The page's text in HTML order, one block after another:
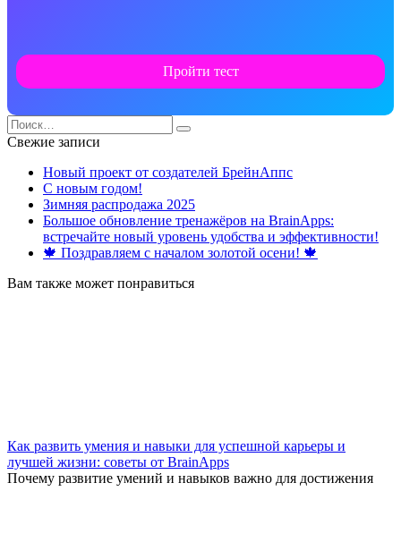
Пройти тест
Search
for:
Свежие записи
Новый проект от создателей БрейнАппс
С новым годом!
Зимняя распродажа 2025
Большое обновление тренажёров на BrainApps:
встречайте новый уровень удобства и эффективности!
🍁 Поздравляем с началом золотой осени! 🍁
Вам также может понравиться
Как развить умения и навыки для успешной карьеры и
лучшей жизни: советы от BrainApps
Почему развитие умений и навыков важно для достижения